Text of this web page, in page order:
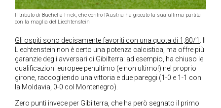
Il tributo di Buchel a Frick, che contro l’Austria ha giocato la sua ultima partita
con la maglia del Liechtenstein
Gli ospiti sono decisamente favoriti con una quota di 1,80/1 . Il
Liechtenstein non è certo una potenza calcistica, ma offre più
garanzie degli avversari di Gibilterra: ad esempio, ha chiuso le
qualificazioni europee penultimo (e non ultimo!) nel proprio
girone, raccogliendo una vittoria e due pareggi (1-0 e 1-1 con
la Moldavia, 0-0 col Montenegro).
Zero punti invece per Gibilterra, che ha però segnato il primo